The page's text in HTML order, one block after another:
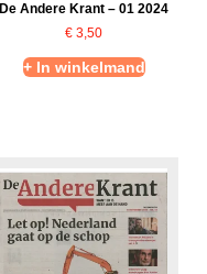
De Andere Krant – 01 2024
€ 3,50
+ In winkelmand